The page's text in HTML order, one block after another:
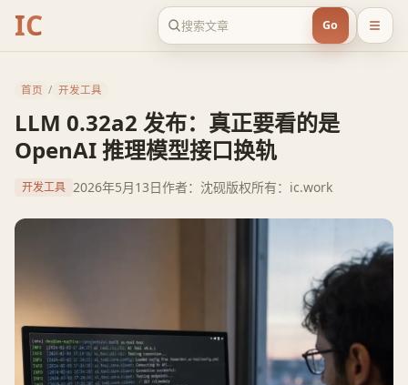
IC Go
首页 / 开发工具
LLM 0.32a2 发布：真正要看的是
OpenAI 推理模型接口换轨
开发工具 2026年5月13日作者：沈砚版权所有：ic.work